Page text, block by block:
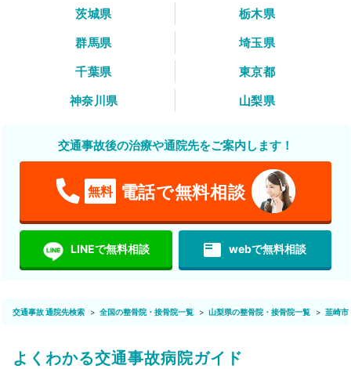
茨城県
栃木県
群馬県
埼玉県
千葉県
東京都
神奈川県
山梨県
交通事故後の治療や通院先をご案内します！
無料 電話で無料相談
LINEで無料相談 featured_play_list webで無料相談
交通事故 通院先検索 全国の整骨院・接骨院一覧 山梨県の整骨院・接骨院一覧 韮崎市
よくわかる交通事故病院ガイド